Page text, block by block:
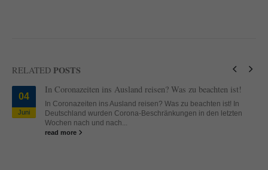
RELATED POSTS
04
Juni
In Coronazeiten ins Ausland reisen? Was zu beachten ist!
In Coronazeiten ins Ausland reisen? Was zu beachten ist! In
Deutschland wurden Corona-Beschränkungen in den letzten
Wochen nach und nach...
read more